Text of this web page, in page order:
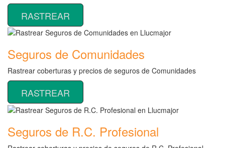
RASTREAR
Seguros de Comunidades
Rastrear coberturas y precios de seguros de Comunidades
RASTREAR
Seguros de R.C. Profesional